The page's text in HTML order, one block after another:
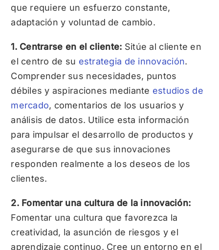
que requiere un esfuerzo constante,
adaptación y voluntad de cambio.
1. Centrarse en el cliente: Sitúe al cliente en
el centro de su estrategia de innovación.
Comprender sus necesidades, puntos
débiles y aspiraciones mediante estudios de
mercado, comentarios de los usuarios y
análisis de datos. Utilice esta información
para impulsar el desarrollo de productos y
asegurarse de que sus innovaciones
responden realmente a los deseos de los
clientes.
2. Fomentar una cultura de la innovación:
Fomentar una cultura que favorezca la
creatividad, la asunción de riesgos y el
aprendizaje continuo. Cree un entorno en el